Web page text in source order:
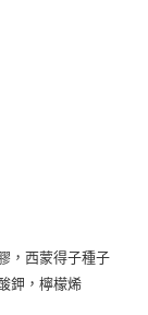
，西蒙得子種子
鉀，檸檬烯